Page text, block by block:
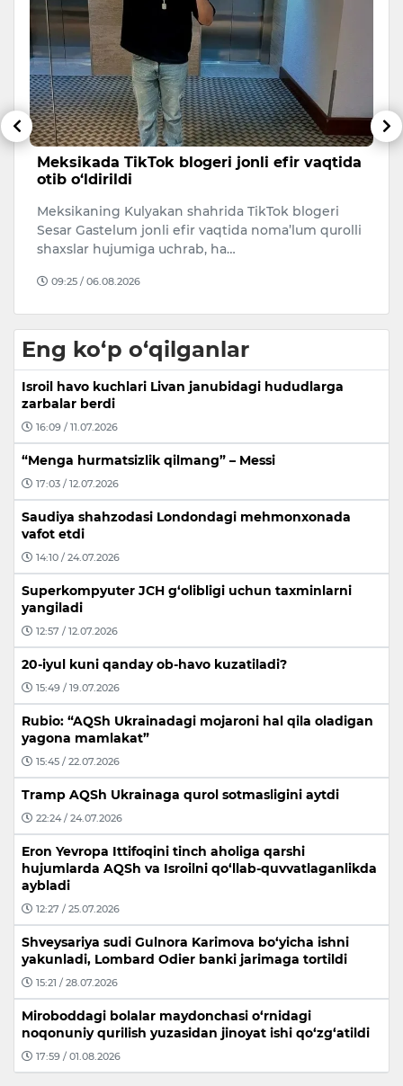
Meksikada TikTok blogeri jonli efir vaqtida
otib o‘ldirildi
Meksikaning Kulyakan shahrida TikTok blogeri
Sesar Gastelum jonli efir vaqtida noma’lum qurolli
shaxslar hujumiga uchrab, ha…
09:25 / 06.08.2026
Eng ko‘p o‘qilganlar
Isroil havo kuchlari Livan janubidagi hududlarga
zarbalar berdi
16:09 / 11.07.2026
“Menga hurmatsizlik qilmang” – Messi
17:03 / 12.07.2026
Saudiya shahzodasi Londondagi mehmonxonada
vafot etdi
14:10 / 24.07.2026
Superkompyuter JCH g‘olibligi uchun taxminlarni
yangiladi
12:57 / 12.07.2026
20-iyul kuni qanday ob-havo kuzatiladi?
15:49 / 19.07.2026
Rubio: “AQSh Ukrainadagi mojaroni hal qila oladigan
yagona mamlakat”
15:45 / 22.07.2026
Tramp AQSh Ukrainaga qurol sotmasligini aytdi
22:24 / 24.07.2026
Eron Yevropa Ittifoqini tinch aholiga qarshi
hujumlarda AQSh va Isroilni qo‘llab-quvvatlaganlikda
aybladi
12:27 / 25.07.2026
Shveysariya sudi Gulnora Karimova bo‘yicha ishni
yakunladi, Lombard Odier banki jarimaga tortildi
15:21 / 28.07.2026
Miroboddagi bolalar maydonchasi o‘rnidagi
noqonuniy qurilish yuzasidan jinoyat ishi qo‘zg‘atildi
17:59 / 01.08.2026